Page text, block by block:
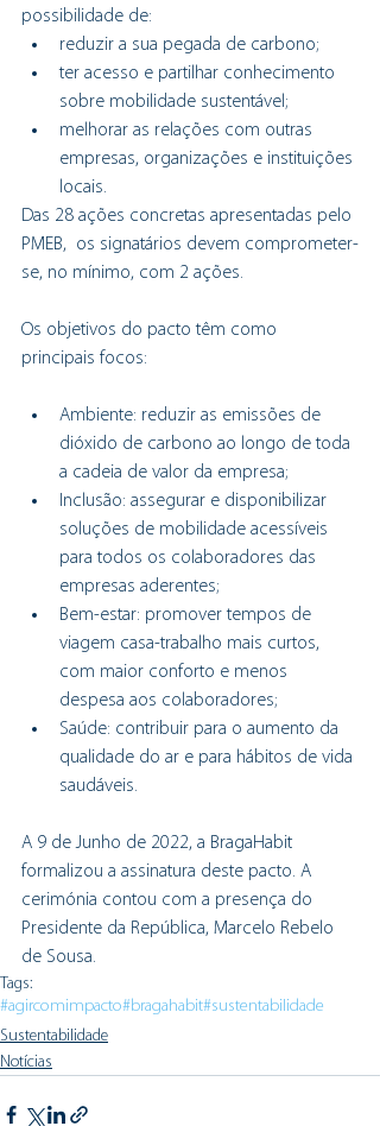
possibilidade de:
reduzir a sua pegada de carbono;
ter acesso e partilhar conhecimento
sobre mobilidade sustentável;
melhorar as relações com outras
empresas, organizações e instituições
locais.
Das 28 ações concretas apresentadas pelo
PMEB,  os signatários devem comprometer-
se, no mínimo, com 2 ações.
Os objetivos do pacto têm como
principais focos:
Ambiente: reduzir as emissões de
dióxido de carbono ao longo de toda
a cadeia de valor da empresa;
Inclusão: assegurar e disponibilizar
soluções de mobilidade acessíveis
para todos os colaboradores das
empresas aderentes;
Bem-estar: promover tempos de
viagem casa-trabalho mais curtos,
com maior conforto e menos
despesa aos colaboradores;
Saúde: contribuir para o aumento da
qualidade do ar e para hábitos de vida
saudáveis.
A 9 de Junho de 2022, a BragaHabit
formalizou a assinatura deste pacto. A
cerimónia contou com a presença do
Presidente da República, Marcelo Rebelo
de Sousa.
Tags:
#agircomimpacto#bragahabit#sustentabilidade
Sustentabilidade
Notícias